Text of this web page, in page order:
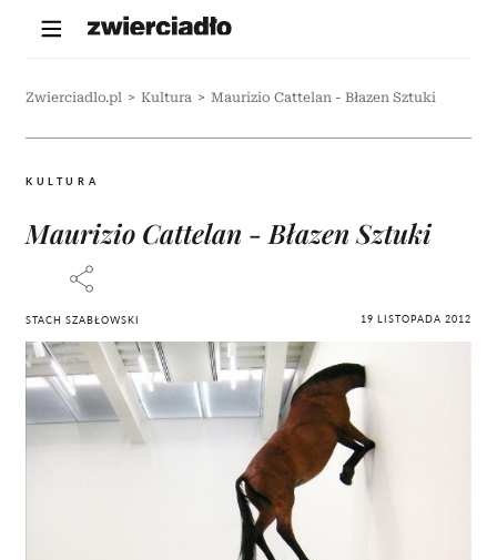
Zwierciadlo.pl > Kultura > Maurizio Cattelan - Błazen Sztuki
KULTURA
Maurizio Cattelan - Błazen Sztuki
STACH SZABŁOWSKI 19 LISTOPADA 2012